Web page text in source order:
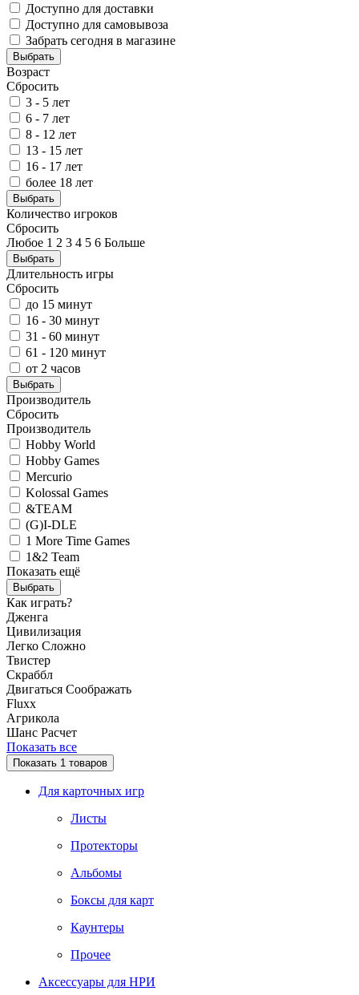
Доступно для доставки
Доступно для самовывоза
Забрать сегодня в магазине
Выбрать
Возраст
Сбросить
3 - 5 лет
6 - 7 лет
8 - 12 лет
13 - 15 лет
16 - 17 лет
более 18 лет
Выбрать
Количество игроков
Сбросить
Любое 1 2 3 4 5 6 Больше
Выбрать
Длительность игры
Сбросить
до 15 минут
16 - 30 минут
31 - 60 минут
61 - 120 минут
от 2 часов
Выбрать
Производитель
Сбросить
Производитель
Hobby World
Hobby Games
Mercurio
Kolossal Games
&TEAM
(G)I-DLE
1 More Time Games
1&2 Team
Показать ещё
Выбрать
Как играть?
Дженга
Цивилизация
Легко Сложно
Твистер
Скраббл
Двигаться Соображать
Fluxx
Агрикола
Шанс Расчет
Показать все
Показать 1 товаров
Для карточных игр
Листы
Протекторы
Альбомы
Боксы для карт
Каунтеры
Прочее
Аксессуары для НРИ